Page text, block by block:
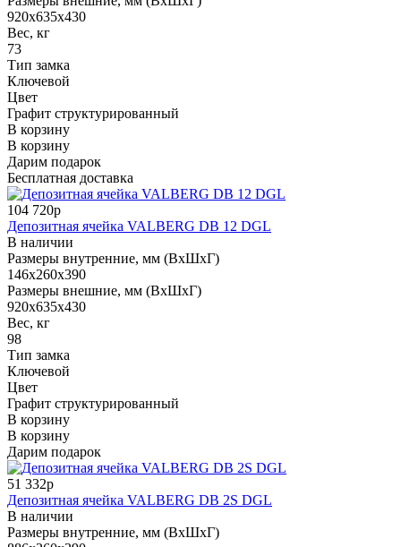
920x635x430
Вес, кг
73
Тип замка
Ключевой
Цвет
Графит структурированный
В корзину
В корзину
Дарим подарок
Бесплатная доставка
104 720р
Депозитная ячейка VALBERG DB 12 DGL
В наличии
Размеры внутренние, мм (ВхШхГ)
146x260x390
Размеры внешние, мм (ВхШхГ)
920x635x430
Вес, кг
98
Тип замка
Ключевой
Цвет
Графит структурированный
В корзину
В корзину
Дарим подарок
51 332р
Депозитная ячейка VALBERG DB 2S DGL
В наличии
Размеры внутренние, мм (ВхШхГ)